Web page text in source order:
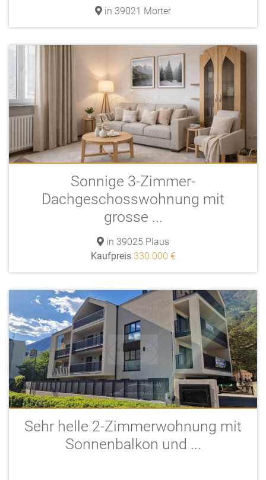
in 39021 Morter
Sonnige 3-Zimmer-
Dachgeschosswohnung mit
grosse ...
in 39025 Plaus
Kaufpreis 330.000 €
Sehr helle 2-Zimmerwohnung mit
Sonnenbalkon und ...